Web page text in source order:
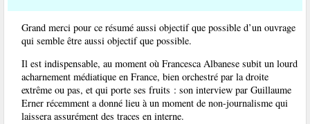
Grand merci pour ce résumé aussi objectif que possible d’un ouvrage
qui semble être aussi objectif que possible.
Il est indispensable, au moment où Francesca Albanese subit un lourd
acharnement médiatique en France, bien orchestré par la droite
extrême ou pas, et qui porte ses fruits : son interview par Guillaume
Erner récemment a donné lieu à un moment de non-journalisme qui
laissera assurément des traces en interne.